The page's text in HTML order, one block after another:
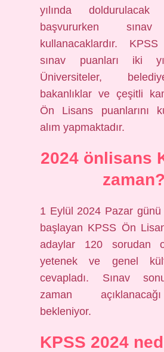
yılında doldurulacak
başvururken sınav
kullanacaklardır.
sınav puanları iki
Üniversiteler,
bakanlıklar ve çeşitli
Ön Lisans puanlarını
alım yapmaktadır.
2024 önlisans
zaman?
1 Eylül 2024 Pazar günü
başlayan KPSS Ön
adaylar 120 sorudan
yetenek ve genel
cevapladı. Sınav
zaman
bekleniyor.
KPSS 2024